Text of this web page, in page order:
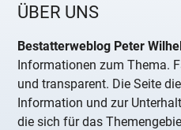
ÜBER UNS
Bestatterweblog Peter
Informationen zum Thema.
und transparent. Die Seite
Information und zur
die sich für das